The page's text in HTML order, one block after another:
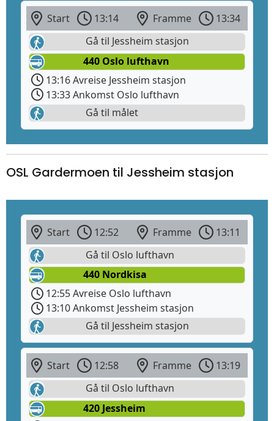
Start 13:14 Framme
13:34
Gå til Jessheim stasjon
440 Oslo lufthavn
13:16 Avreise Jessheim stasjon
13:33 Ankomst Oslo lufthavn
Gå til målet
OSL Gardermoen til Jessheim stasjon
Start 12:52 Framme
13:11
Gå til Oslo lufthavn
440 Nordkisa
12:55 Avreise Oslo lufthavn
13:10 Ankomst Jessheim stasjon
Gå til Jessheim stasjon
Start 12:58 Framme
13:19
Gå til Oslo lufthavn
420 Jessheim